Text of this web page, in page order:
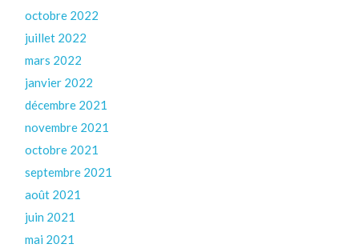
octobre 2022
juillet 2022
mars 2022
janvier 2022
décembre 2021
novembre 2021
octobre 2021
septembre 2021
août 2021
juin 2021
mai 2021